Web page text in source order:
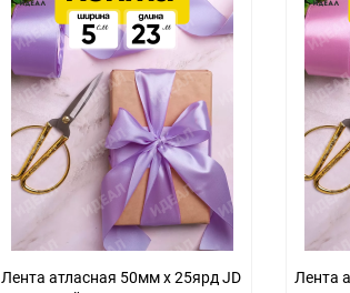
Лента атласная 50мм х 25ярд JD
Лента